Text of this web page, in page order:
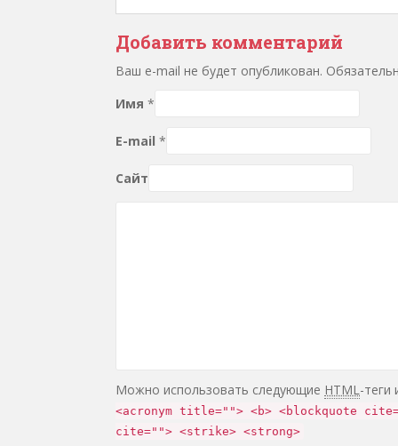
Добавить комментарий
Ваш e-mail не будет опубликован.
Имя *
E-mail *
Сайт
Можно использовать следующие HTML-теги
<acronym title=""> <b> <blockquote
cite=""> <strike> <strong>